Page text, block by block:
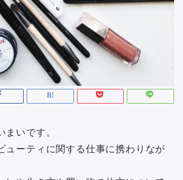
まいです。
ューティに関する仕事に携わりなが